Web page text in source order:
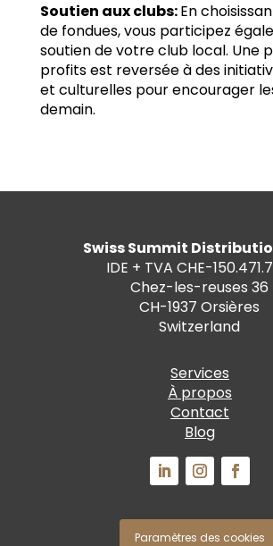
Soutien aux clubs:En
de fondues, vous participez
soutien de votre club local. Une
profits est reversée à des
et culturelles pour encourager
demain.
Swiss Summit
IDE + TVA CHE-
Chez-les-reuses 36
CH-1937 Orsières
Switzerland
Services
À propos
Contact
Blog
Paramètres des cookies